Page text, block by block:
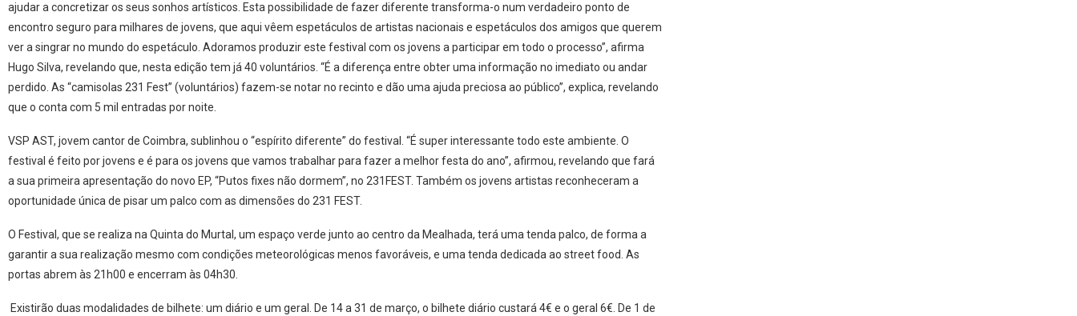
ajudar a concretizar os seus sonhos artísticos. Esta possibilidade de fazer diferente transforma-o num verdadeiro ponto de
encontro seguro para milhares de jovens, que aqui vêem espetáculos de artistas nacionais e espetáculos dos amigos que querem
ver a singrar no mundo do espetáculo. Adoramos produzir este festival com os jovens a participar em todo o processo”, afirma
Hugo Silva, revelando que, nesta edição tem já 40 voluntários. “É a diferença entre obter uma informação no imediato ou andar
perdido. As “camisolas 231 Fest” (voluntários) fazem-se notar no recinto e dão uma ajuda preciosa ao público”, explica, revelando
que o conta com 5 mil entradas por noite.
VSP AST, jovem cantor de Coimbra, sublinhou o “espírito diferente” do festival. “É super interessante todo este ambiente. O
festival é feito por jovens e é para os jovens que vamos trabalhar para fazer a melhor festa do ano”, afirmou, revelando que fará
a sua primeira apresentação do novo EP, “Putos fixes não dormem”, no 231FEST. Também os jovens artistas reconheceram a
oportunidade única de pisar um palco com as dimensões do 231 FEST.
O Festival, que se realiza na Quinta do Murtal, um espaço verde junto ao centro da Mealhada, terá uma tenda palco, de forma a
garantir a sua realização mesmo com condições meteorológicas menos favoráveis, e uma tenda dedicada ao street food. As
portas abrem às 21h00 e encerram às 04h30.
Existirão duas modalidades de bilhete: um diário e um geral. De 14 a 31 de março, o bilhete diário custará 4€ e o geral 6€. De 1 de